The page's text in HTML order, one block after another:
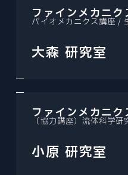
ファインメカニク
バイオメカニクス講座 /
大森 研究室
ファインメカニク
（協力講座）流体科学
小原 研究室